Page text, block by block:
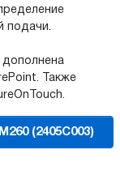
подачи.
Также
(2405C003)